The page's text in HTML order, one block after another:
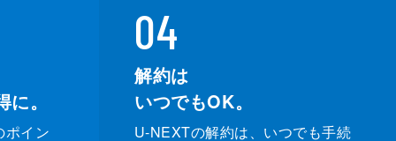
。
ポイン
04
解約は
いつでもOK。
U-NEXTの解約は、いつでも手続